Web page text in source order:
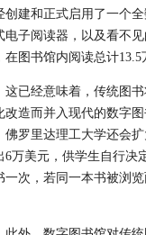
创建和正式启用了一个
电子阅读器，以及看不
在图书馆内阅读总计13.5
经意味着，传统图书
改造而并入现代的数字
佛罗里达理工大学还会
6万美元，供学生自行决
一次，若同一本书被浏